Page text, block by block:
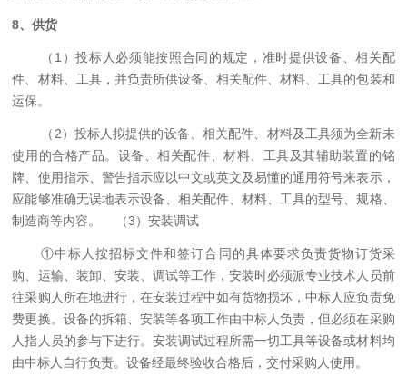
8、供货
（ 1 ）投标人必须能按照合同的规定，准时提供设备、相关配
件、材料、工具，并负责所供设备、相关配件、材料、工具的包装和
运保。
（ 2）投标人拟提供的设备、相关配件、材料及工具须为全新未
使用的合格产品。设备、相关配件、材料、工具及其辅助装置的铭
牌、使用指示、警告指示应以中文或英文及易懂的通用符号来表示，
应能够准确无误地表示设备、相关配件、材料、工具的型号、规格、
制造商等内容。
（3）安装调试
①中标人按招标文件和签订合同的具体要求负责货物订货采
购、运输、装卸、安装、调试等工作，安装时必须派专业技术人员前
往采购人所在地进行，在安装过程中如有货物损坏，中标人应负责免
费更换。设备的拆箱、安装等各项工作由中标人负责，但必须在采购
人指人员的参与下进行。安装调试过程所需一切工具等设备或材料均
由中标人自行负责。设备经最终验收合格后，交付采购人使用。